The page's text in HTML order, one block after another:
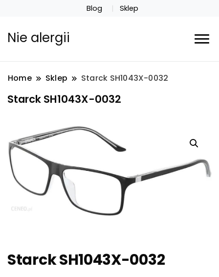
Blog Sklep
Nie alergii
Home Sklep Starck SH1043X-0032
Starck SH1043X-0032
Starck SH1043X-0032